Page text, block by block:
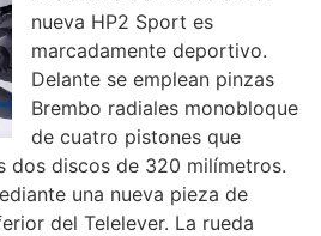
nueva HP2 Sport es
marcadamente deportivo.
Delante se emplean pinzas
Brembo radiales monobloque
de cuatro pistones que
dos discos de 320 milímetros.
una nueva pieza de
del Telelever. La rueda